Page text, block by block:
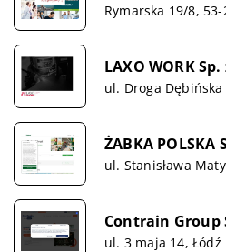
Rymarska 19/8, 53-
LAXO WORK
ul. Droga Dębińska
ŻABKA POLSKA
ul. Stanisława
Contrain Group
ul. 3 maja 14, Łódź